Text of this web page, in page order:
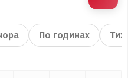
По годинах